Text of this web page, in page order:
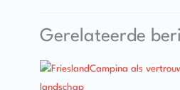
Gerelateerde